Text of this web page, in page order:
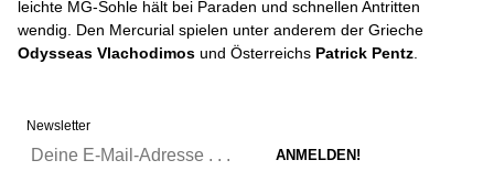
leichte MG-Sohle hält bei Paraden und schnellen Antritten
wendig. Den Mercurial spielen unter anderem der Grieche
Odysseas Vlachodimos und Österreichs Patrick Pentz
Newsletter